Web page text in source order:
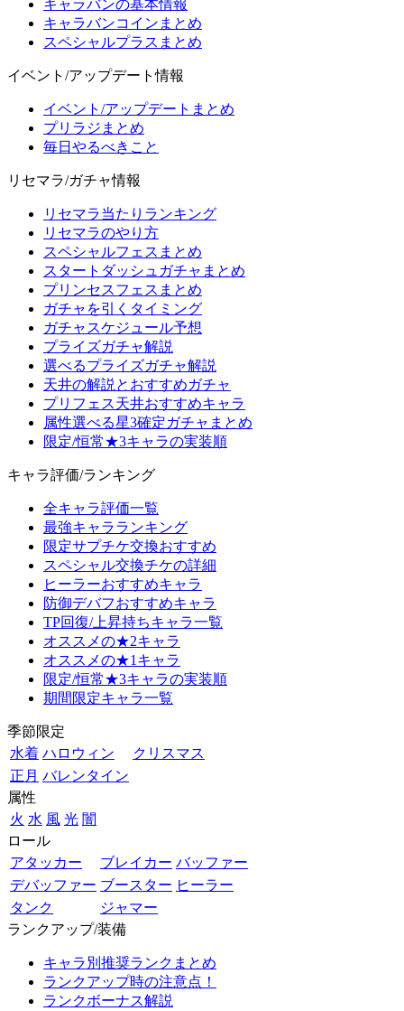
キャラバンの基本情報
キャラバンコインまとめ
スペシャルプラスまとめ
イベント/アップデート情報
イベント/アップデートまとめ
プリラジまとめ
毎日やるべきこと
リセマラ/ガチャ情報
リセマラ当たりランキング
リセマラのやり方
スペシャルフェスまとめ
スタートダッシュガチャまとめ
プリンセスフェスまとめ
ガチャを引くタイミング
ガチャスケジュール予想
プライズガチャ解説
選べるプライズガチャ解説
天井の解説とおすすめガチャ
プリフェス天井おすすめキャラ
属性選べる星3確定ガチャまとめ
限定/恒常★3キャラの実装順
キャラ評価/ランキング
全キャラ評価一覧
最強キャラランキング
限定サプチケ交換おすすめ
スペシャル交換チケの詳細
ヒーラーおすすめキャラ
防御デバフおすすめキャラ
TP回復/上昇持ちキャラ一覧
オススメの★2キャラ
オススメの★1キャラ
限定/恒常★3キャラの実装順
期間限定キャラ一覧
季節限定
水着 ハロウィン
クリスマス
正月 バレンタイン
属性
火 水 風 光 闇
ロール
アタッカー
ブレイカー バッファー
デバッファー ブースター ヒーラー
タンク
ジャマー
ランクアップ/装備
キャラ別推奨ランクまとめ
ランクアップ時の注意点！
ランクボーナス解説